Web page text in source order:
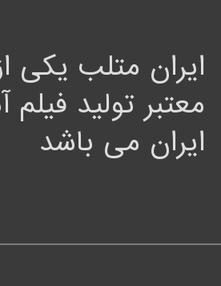
ایران متلب یکی
معتبر تولید
ایران می باشد